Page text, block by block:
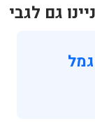
גם לגבי